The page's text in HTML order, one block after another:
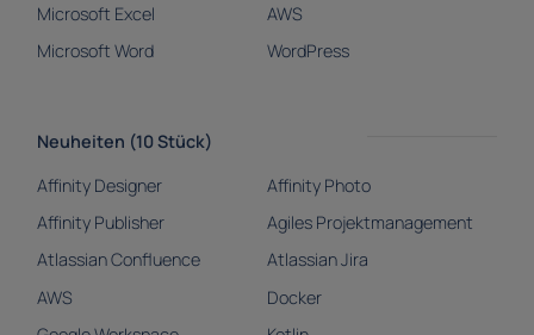
Microsoft Excel
AWS
Microsoft Word
WordPress
Neuheiten (10 Stück)
Affinity Designer
Affinity Photo
Affinity Publisher
Agiles Projektmanagement
Atlassian Confluence
Atlassian Jira
AWS
Docker